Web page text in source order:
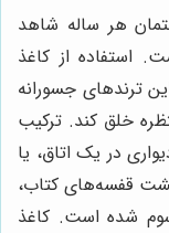
هر ساله شاهد
استفاده از کاغذ
ترندهای جسورانه
خلق کند. ترکیب
در یک اتاق، یا
قفسه‌های کتاب،
شده است. کاغذ